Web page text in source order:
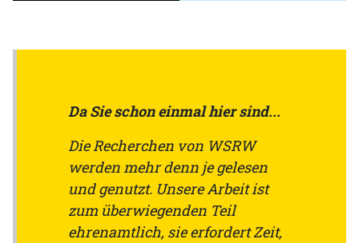
Da Sie schon einmal hier sind...
Die Recherchen von WSRW
werden mehr denn je gelesen
und genutzt. Unsere Arbeit ist
zum überwiegenden Teil
ehrenamtlich, sie erfordert Zeit,